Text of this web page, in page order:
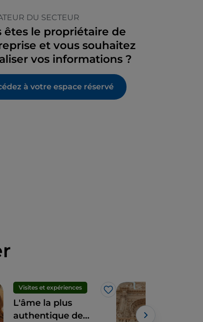
DU SECTEUR
êtes le propriétaire de
et vous souhaitez
vos informations ?
à votre espace réservé
Visites et expériences
J’aime
L'âme la plus
authentique de